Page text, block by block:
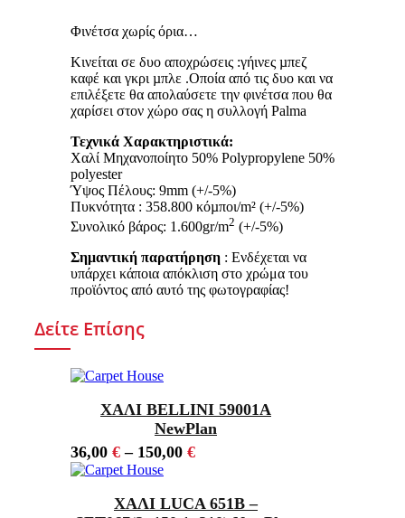
Φινέτσα χωρίς όρια…
Κινείται σε δυο αποχρώσεις :γήινες µπεζ
καφέ και γκρι µπλε .Οποία από τις δυο και να
επιλέξετε θα απολαύσετε την φινέτσα που θα
χαρίσει στον χώρο σας η συλλογή Palma
Τεχνικά Χαρακτηριστικά:
Χαλί Μηχανοποίητο 50% Polypropylene 50%
polyester
Ύψος Πέλους: 9mm (+/-5%)
Πυκνότητα : 358.800 κόµποι/m² (+/-5%)
Συνολικό βάρος: 1.600gr/m2 (+/-5%)
Σημαντική παρατήρηση: Ενδέχεται να
υπάρχει κάποια απόκλιση στο χρώμα του
προϊόντος από αυτό της φωτογραφίας!
Δείτε Επίσης
ΧΑΛΙ BELLINI 59001A
NewPlan
36,00 €– 150,00 €
ΧΑΛΙ LUCA 651B –